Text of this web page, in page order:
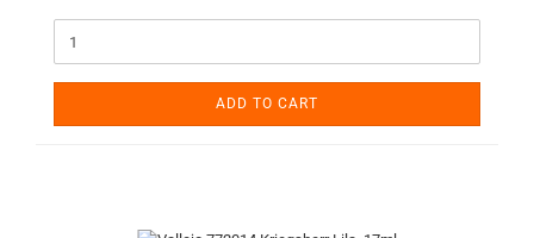
ADD TO CART